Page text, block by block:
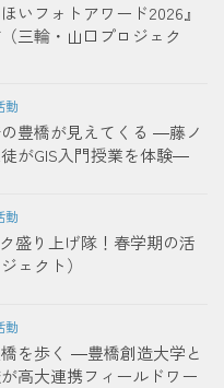
いフォトアワード2026』
三輪・山口プロジェク
動
豊橋が見えてくる ―藤ノ
がGIS入門授業を体験―
動
盛り上げ隊！春学期の活
ェクト）
動
を歩く ―豊橋創造大学と
高大連携フィールドワー